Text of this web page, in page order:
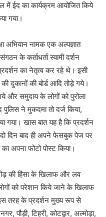
में ईद का कार्यक्रम आयोजित किये
गया।
अभियान नामक एक अल्पज्ञात
के कर्ताधर्ता स्वामी दर्शन
का नेतृत्व कर रहे थे। इसी
दुकानों की बोर्ड आदि तोड़े गये।
और समुदाय के लोगों को पुरोला
ने मुकदमा तो दर्ज किया,
गया। खास बात यह है कि प्रदर्शन
दो दिन बाद ही अपने फेसबुक पेज पर
अपना फोटो पोस्ट किया।
की हिंसा के खिलाफ और लव
को परेशान किये जाने के खिलाफ
इस तरह के प्रदर्शन मुख्य रूप से
पौड़ी, टिहरी, कोटद्वार, अल्मोड़ा,